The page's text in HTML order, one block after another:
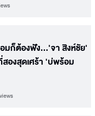
มก็ต้องฟัง...'จา สิงห์ชัย'
สองสุดเศร้า 'บ่พร้อม
views